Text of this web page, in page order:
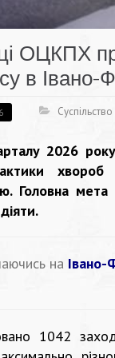
ОЦКПХ
в Івано-
Суспільство
2026 року
Головна
на Івано-
1042